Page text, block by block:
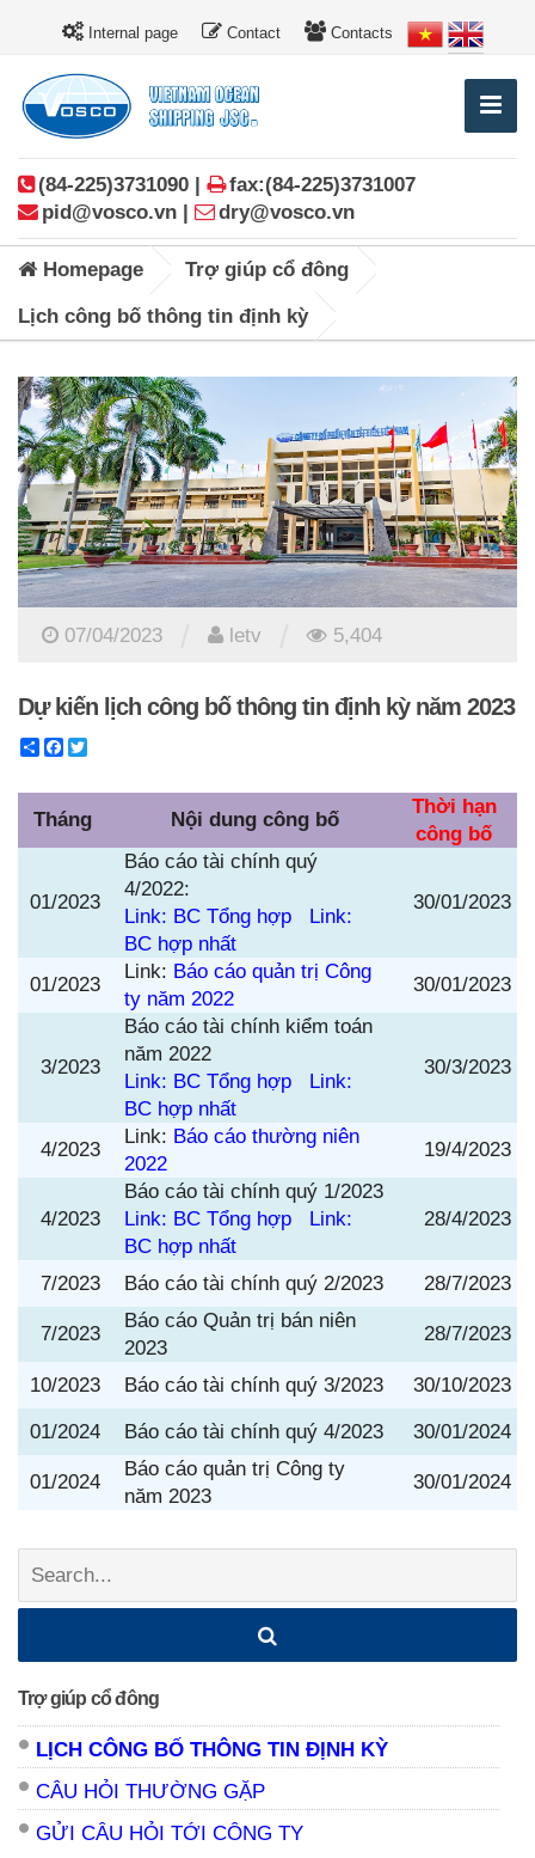
Internal page Contact Contacts
(84-225)3731090 |
fax:(84-225)3731007
pid@vosco.vn |
dry@vosco.vn
Homepage Trợ giúp cổ đông
Lịch công bố thông tin định kỳ
07/04/2023 letv 5,404
Dự kiến lịch công bố thông tin định kỳ năm 2023
ShareFacebook
Tháng Nội dung công bố
Thời hạn
công bố
01/2023
Báo cáo tài chính quý
4/2022:
Link: BC Tổng hợp
Link:
BC hợp nhất
30/01/2023
01/2023
Link: Báo cáo quản trị Công
ty năm 2022
30/01/2023
3/2023
Báo cáo tài chính kiểm toán
năm 2022
Link: BC Tổng hợp
Link:
BC hợp nhất
30/3/2023
4/2023
Link: Báo cáo thường niên
2022
19/4/2023
4/2023
Báo cáo tài chính quý 1/2023
Link: BC Tổng hợp
Link:
BC hợp nhất
28/4/2023
7/2023 Báo cáo tài chính quý 2/2023 28/7/2023
7/2023
Báo cáo Quản trị bán niên
2023
28/7/2023
10/2023 Báo cáo tài chính quý 3/2023 30/10/2023
01/2024 Báo cáo tài chính quý 4/2023 30/01/2024
01/2024
Báo cáo quản trị Công ty
năm 2023
30/01/2024
Search:
Trợ giúp cổ đông
LỊCH CÔNG BỐ THÔNG TIN ĐỊNH KỲ
CÂU HỎI THƯỜNG GẶP
GỬI CÂU HỎI TỚI CÔNG TY